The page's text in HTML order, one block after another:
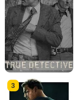
3